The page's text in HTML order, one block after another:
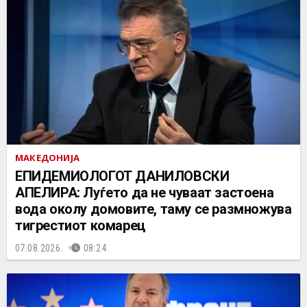
МАКЕДОНИЈА
EПИДЕМИОЛОГОТ ДАНИЛОВСКИ
АПЕЛИРА: Луѓето да не чуваат застоена
вода околу домовите, таму се размножува
тигрестиот комарец
07.08.2026. 08:24